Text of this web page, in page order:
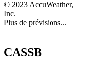
© 2023 AccuWeather,
Inc.
Plus de prévisions...
CASSB